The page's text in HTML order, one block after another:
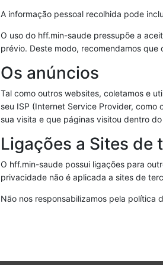
A informação pessoal recolhida pode
O uso do hff.min-saude pressupõe a
prévio. Deste modo, recomendamos
Os anúncios
Tal como outros websites, coletamos e
seu ISP (Internet Service Provider,
sua visita e que páginas visitou dentro
Ligações a Sites de
O hff.min-saude possui ligações para
privacidade não é aplicada a sites de
Não nos responsabilizamos pela política